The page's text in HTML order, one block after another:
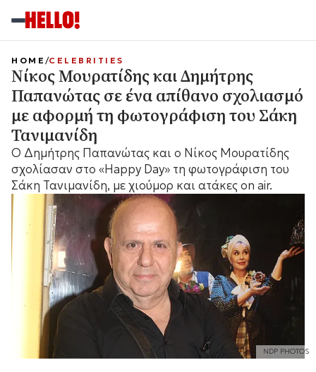
NDP PHOTOS
HOME CELEBRITIES
Νίκος Μουρατίδης και Δημήτρης
Παπανώτας σε ένα απίθανο σχολιασμό
με αφορμή τη φωτογράφιση του Σάκη
Τανιμανίδη
Ο Δημήτρης Παπανώτας και ο Νίκος Μουρατίδης
σχολίασαν στο «Happy Day» τη φωτογράφιση του
Σάκη Τανιμανίδη, με χιούμορ και ατάκες on air.